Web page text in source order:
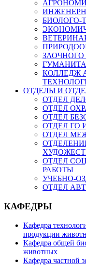
БИОЛОГО-
ЗАОЧНОГО
КОЛЛЕДЖ
ОТДЕЛЫ И
ОТДЕЛ
ОТДЕЛ
ОТДЕЛ
ОТДЕЛ ГО
ОТДЕЛ
ОТДЕЛ
РАБОТЫ
УЧЕБНО-
ОТДЕЛ
КАФЕДРЫ
Кафедра
продукции
Кафедра общей
животных
Кафедра частной